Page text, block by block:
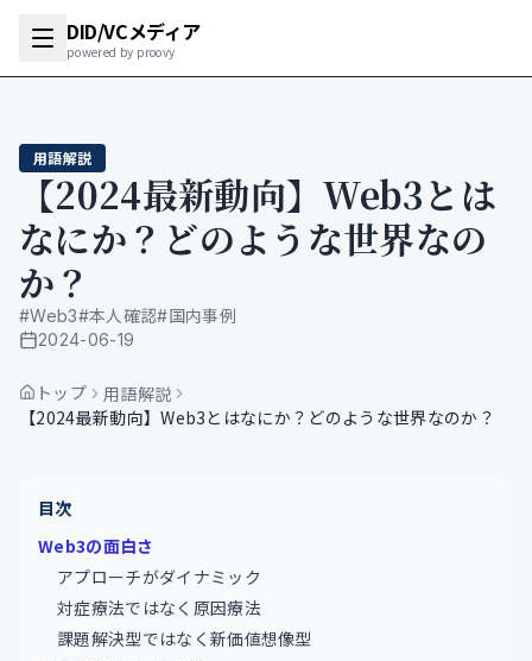
DID/VCメディア
powered by proovy
用語解説
【2024最新動向】Web3とは
なにか？どのような世界なの
か？
#Web3#本人確認#国内事例
公開日
2024-06-19
トップ
用語解説
【2024最新動向】Web3とはなにか？どのような世界なのか？
目次
Web3の面白さ
アプローチがダイナミック
対症療法ではなく原因療法
課題解決型ではなく新価値想像型